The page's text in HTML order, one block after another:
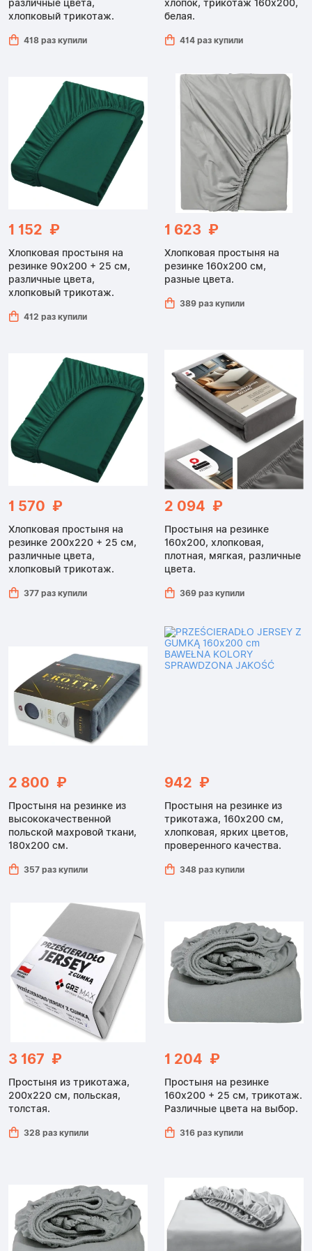
различные цвета,
хлопковый трикотаж.
418 раз купили
хлопок, трикотаж 160x200,
белая.
414 раз купили
1 152 ₽
Хлопковая простыня на
резинке 90x200 + 25 см,
различные цвета,
хлопковый трикотаж.
412 раз купили
1 623 ₽
Хлопковая простыня на
резинке 160x200 см,
разные цвета.
389 раз купили
1 570 ₽
Хлопковая простыня на
резинке 200x220 + 25 см,
различные цвета,
хлопковый трикотаж.
377 раз купили
2 094 ₽
Простыня на резинке
160x200, хлопковая,
плотная, мягкая, различные
цвета.
369 раз купили
2 800 ₽
Простыня на резинке из
высококачественной
польской махровой ткани,
180x200 см.
357 раз купили
942 ₽
Простыня на резинке из
трикотажа, 160x200 см,
хлопковая, ярких цветов,
проверенного качества.
348 раз купили
3 167 ₽
Простыня из трикотажа,
200x220 см, польская,
толстая.
328 раз купили
1 204 ₽
Простыня на резинке
160x200 + 25 см, трикотаж.
Различные цвета на выбор.
316 раз купили